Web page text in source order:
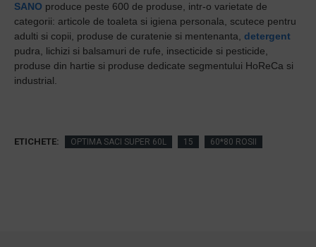
SANO produce peste 600 de produse, intr-o varietate de
categorii: articole de toaleta si igiena personala, scutece pentru
adulti si copii, produse de curatenie si mentenanta, detergent
pudra, lichizi si balsamuri de rufe, insecticide si pesticide,
produse din hartie si produse dedicate segmentului HoReCa si
industrial.
ETICHETE: OPTIMA SACI SUPER 60L 15 60*80 ROSII